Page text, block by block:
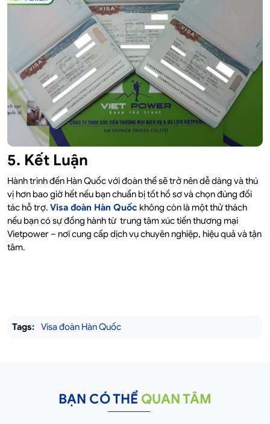
5. Kết Luận
Hành trình đến Hàn Quốc với đoàn thể sẽ trở nên dễ dàng và thú
vị hơn bao giờ hết nếu bạn chuẩn bị tốt hồ sơ và chọn đúng đối
tác hỗ trợ. Visa đoàn Hàn Quốc không còn là một thử thách
nếu bạn có sự đồng hành từ trung tâm xúc tiến thương mại
Vietpower – nơi cung cấp dịch vụ chuyên nghiệp, hiệu quả và tận
tâm.
Tags: Visa đoàn Hàn Quốc
BẠN CÓ THỂ QUAN TÂM